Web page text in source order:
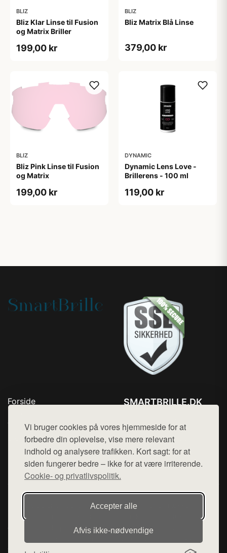
Vi bruger cookies på vores hjemmeside for at
forbedre din oplevelse, vise mere relevant
indhold og analysere trafikken. Kort sagt: for at
siden fungerer bedre – ikke for at være irriterende.
Cookie- og privatlivspolitik.
Accepter alle
Afvis ikke‑nødvendige
BLIZ
Bliz Klar Linse til Fusion
og Matrix Briller
199,00 kr
BLIZ
Bliz Matrix Blå Linse
379,00 kr
BLIZ
Bliz Pink Linse til Fusion
og Matrix
199,00 kr
DYNAMIC
Dynamic Lens Love -
Brillerens - 100 ml
119,00 kr
Forside
Top Rabatter
Blog
Kontakt
SMARTBRILLE.DK
Mail: hej@want.dk
Cookie- og privatlivspolitik
Denne side er en del af want.dk, der udgiver en række
hjemmesider med præsentation af forskellige produkter fra
diverse webshops. Der sælges ikke varer fra denne side - vi
varerne på lager.